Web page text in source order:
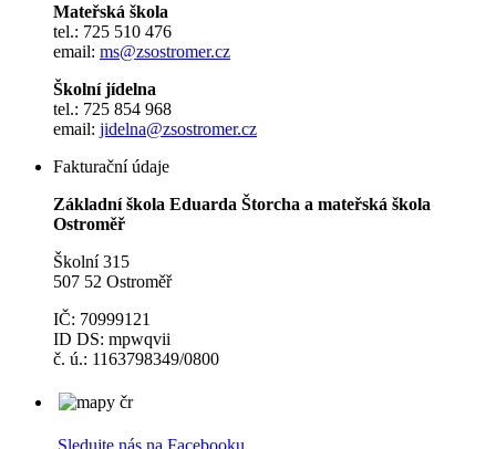
Mateřská škola
tel.: 725 510 476
email: ms@zsostromer.cz
Školní jídelna
tel.: 725 854 968
email: jidelna@zsostromer.cz
Fakturační údaje
Základní škola Eduarda Štorcha a mateřská škola
Ostroměř
Školní 315
507 52 Ostroměř
IČ: 70999121
ID DS: mpwqvii
č. ú.: 1163798349/0800
Sledujte nás na Facebooku